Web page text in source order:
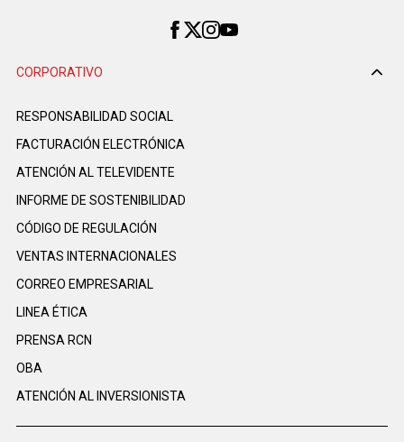
CORPORATIVO
RESPONSABILIDAD SOCIAL
FACTURACIÓN ELECTRÓNICA
ATENCIÓN AL TELEVIDENTE
INFORME DE SOSTENIBILIDAD
CÓDIGO DE REGULACIÓN
VENTAS INTERNACIONALES
CORREO EMPRESARIAL
LINEA ÉTICA
PRENSA RCN
OBA
ATENCIÓN AL INVERSIONISTA